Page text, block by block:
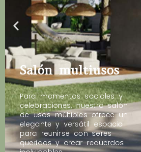
Salón multiusos
Para momentos sociales y
celebraciones, nuestro salón
de usos múltiples ofrece un
elegante y versátil espacio
para reunirse con seres
queridos y crear recuerdos